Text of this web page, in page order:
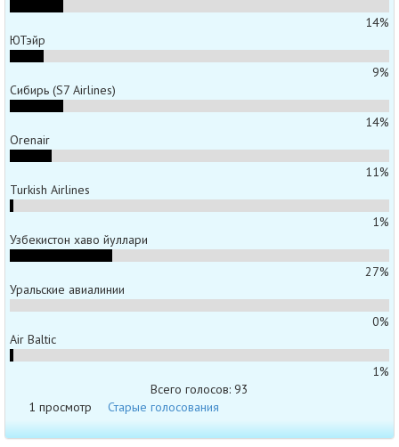
14%
ЮТэйр
9%
Сибирь (S7 Airlines)
14%
Orenair
11%
Turkish Airlines
1%
Узбекистон хаво йуллари
27%
Уральские авиалинии
0%
Air Baltic
1%
Всего голосов: 93
1 просмотр
Старые голосования